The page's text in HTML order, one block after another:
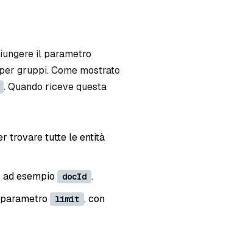
il parametro
gruppi. Come mostrato
. Quando riceve questa
trovare tutte le entità
ad esempio docId .
limit , con